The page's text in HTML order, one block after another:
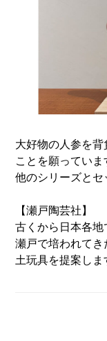
大好物の人参を
ことを願っていま
他のシリーズと
【瀬戸陶芸社】
古くから日本各地
瀬戸で培われて
土玩具を提案しま